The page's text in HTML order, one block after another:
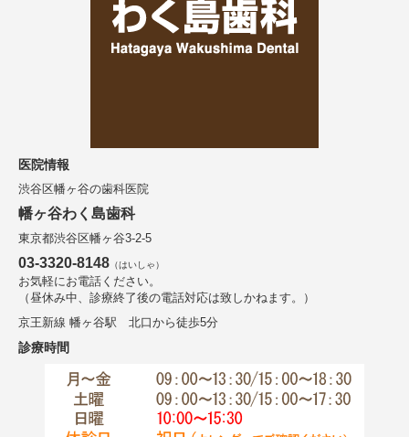
医院情報
渋谷区幡ヶ谷の歯科医院
幡ヶ谷わく島歯科
東京都渋谷区幡ヶ谷3-2-5
03-3320-8148 （はいしゃ）
お気軽にお電話ください。
（昼休み中、診療終了後の電話対応は致しかねます。）
京王新線 幡ヶ谷駅 北口から徒歩5分
診療時間